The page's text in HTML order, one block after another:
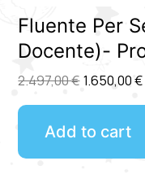
Fluente Per
Docente)-
2.497,00€ 1.650,00€
Add to cart